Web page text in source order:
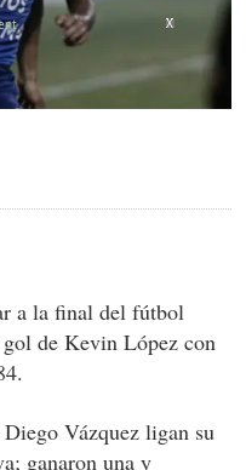
X
X
X
X
X
a la final del fútbol
de Kevin López con
Vázquez ligan su
ganaron una y